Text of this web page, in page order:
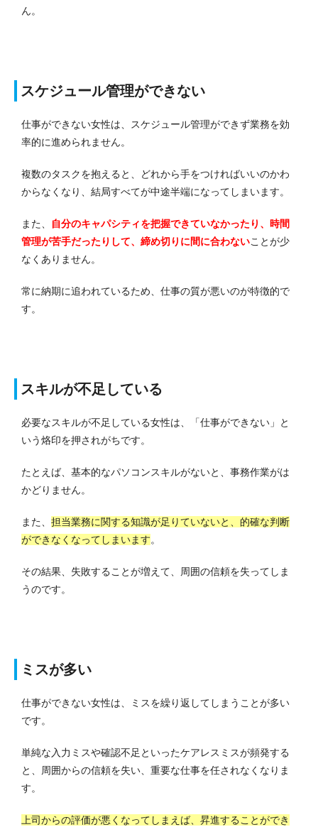
ん。
スケジュール管理ができない
仕事ができない女性は、スケジュール管理ができず業務を効
率的に進められません。
複数のタスクを抱えると、どれから手をつければいいのかわ
からなくなり、結局すべてが中途半端になってしまいます。
また、
自分のキャパシティを把握できていなかったり、時間
管理が苦手だったりして、締め切りに間に合わないことが少
なくありません。
常に納期に追われているため、仕事の質が悪いのが特徴的で
す。
スキルが不足している
必要なスキルが不足している女性は、「仕事ができない」と
いう烙印を押されがちです。
たとえば、基本的なパソコンスキルがないと、事務作業がは
かどりません。
また、 担当業務に関する知識が足りていないと、的確な判断
ができなくなってしまいます。
その結果、失敗することが増えて、周囲の信頼を失ってしま
うのです。
ミスが多い
仕事ができない女性は、ミスを繰り返してしまうことが多い
です。
単純な入力ミスや確認不足といったケアレスミスが頻発する
と、周囲からの信頼を失い、重要な仕事を任されなくなりま
す。
上司からの評価が悪くなってしまえば、昇進することができ